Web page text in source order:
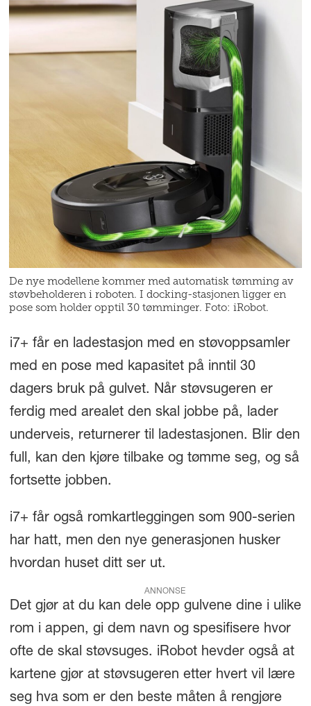
De nye modellene kommer med automatisk tømming av
støvbeholderen i roboten. I docking-stasjonen ligger en
pose som holder opptil 30 tømminger. Foto: iRobot.
i7+ får en ladestasjon med en støvoppsamler
med en pose med kapasitet på inntil 30
dagers bruk på gulvet. Når støvsugeren er
ferdig med arealet den skal jobbe på, lader
underveis, returnerer til ladestasjonen. Blir den
full, kan den kjøre tilbake og tømme seg, og så
fortsette jobben.
i7+ får også romkartleggingen som 900-serien
har hatt, men den nye generasjonen husker
hvordan huset ditt ser ut.
ANNONSE
Det gjør at du kan dele opp gulvene dine i ulike
rom i appen, gi dem navn og spesifisere hvor
ofte de skal støvsuges. iRobot hevder også at
kartene gjør at støvsugeren etter hvert vil lære
seg hva som er den beste måten å rengjøre